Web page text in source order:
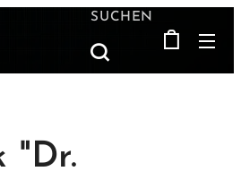
SUCHEN
"Dr.